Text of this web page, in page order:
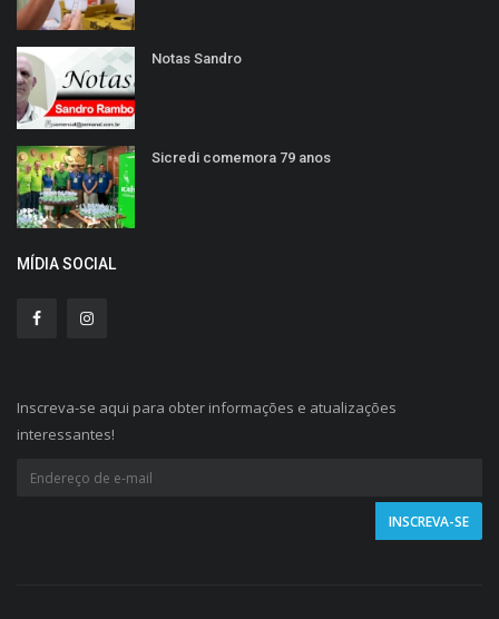
Notas Sandro
Sicredi comemora 79 anos
MÍDIA SOCIAL
Inscreva-se aqui para obter informações e atualizações
interessantes!